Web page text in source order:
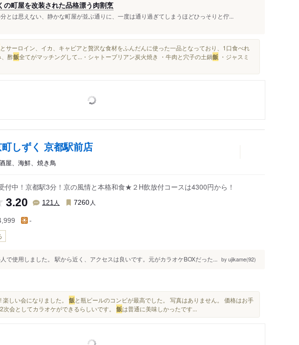
の町屋を改装された品格漂う肉割烹
とは思えない、静かな町屋が並ぶ通りに、一度は通り過ぎてしまうほどひっそりと佇...
とサーロイン、イカ、キャビアと贅沢な食材をふんだんに使った一品となっており、1口食べれ
、酢飯全てがマッチングして...・シャトーブリアン炭火焼き ・牛肉と穴子の土鍋飯 ・ジャスミ
しずく 京都駅前店
屋、海鮮、焼き鳥
付中！京都駅3分！京の風情と本格和食★２H飲放付コースは4300円から！
3.20 121 人 7260 人
-
で使用しました。 駅から近く、アクセスは良いです。元がカラオケBOXだった... by ujikame(92)
しい会になりました。 飯と瓶ビールのコンビが最高でした。 写真はありません。 価格はお手
会としてカラオケができるらしいです。 飯は普通に美味しかったです...